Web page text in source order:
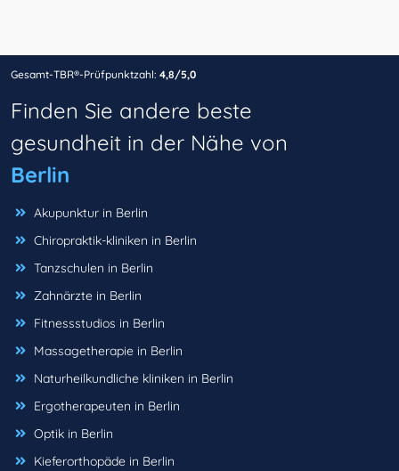
Gesamt-TBR®-Prüfpunktzahl: 4,8/5,0
Finden Sie andere beste
gesundheit in der Nähe von
Berlin
Akupunktur in Berlin
Chiropraktik-kliniken in Berlin
Tanzschulen in Berlin
Zahnärzte in Berlin
Fitnessstudios in Berlin
Massagetherapie in Berlin
Naturheilkundliche kliniken in Berlin
Ergotherapeuten in Berlin
Optik in Berlin
Kieferorthopäde in Berlin